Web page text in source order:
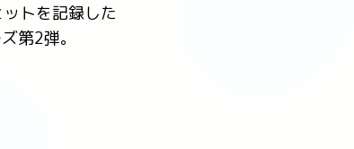
トを記録した
第2弾。